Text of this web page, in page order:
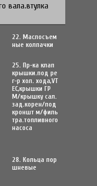
вала.втулка
22. Маслосъем
ные колпачки
25. Пр-ка клап
крышки.под ре
г-р хол. хода,VT
EC,крышки ГР
М/крышку сал.
зад.корен/под
кроншт м/филь
тра.топливного
насоса
28. Кольца пор
шневые